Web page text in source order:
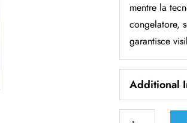
mentre la
congelatore,
garantisce
Additional
Frigorifero